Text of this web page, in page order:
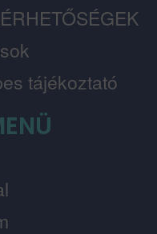
tájékoztató